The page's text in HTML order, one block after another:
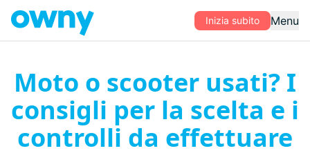
Inizia subito Menu
Moto o scooter usati? I
consigli per la scelta e i
controlli da effettuare